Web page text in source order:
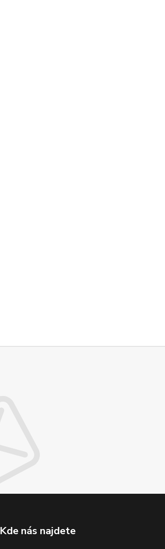
Kde nás najdete